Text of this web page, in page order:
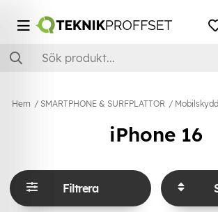
Hem SMARTPHONE & SURFPLATTOR Mobilskydd
iPhone 16
Filtrera